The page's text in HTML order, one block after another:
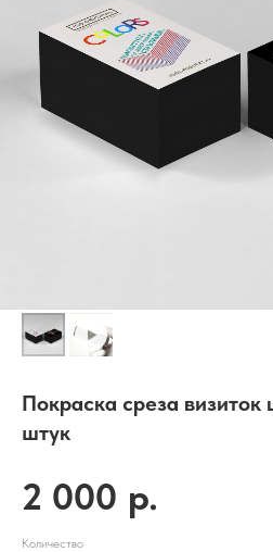
Покраска среза визиток
штук
2 000 р.
Количество